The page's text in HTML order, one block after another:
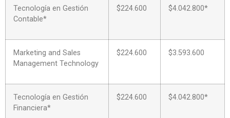
Tecnología en Gestión
Contable*
$224.600 $4.042.800*
Marketing and Sales
Management Technology
$224.600 $3.593.600
Tecnología en Gestión
Financiera*
$224.600 $4.042.800*